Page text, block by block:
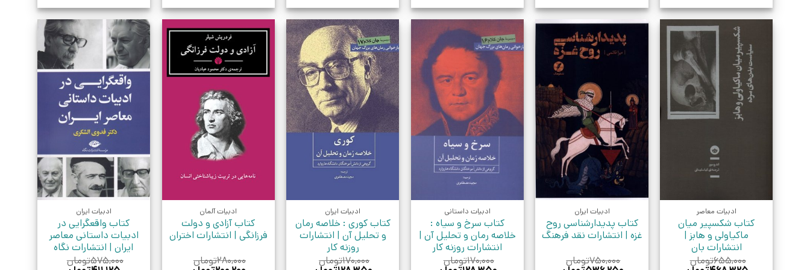
ادبیات معاصر
کتاب شکسپیر میان
ماکیاولی و هابز |
انتشارات بان
۶۵۵,۰۰۰تومان
ادبیات ایران
کتاب پدیدارشناسی روح
غزه | انتشارات نقد فرهنگ
۷۵۰,۰۰۰تومان
ادبیات داستانی
کتاب سرخ و سیاه :
خلاصه رمان و تحلیل آن |
انتشارات روزنه کار
۱۷۰,۰۰۰تومان
ادبیات ایران
کتاب کوری : خلاصه رمان
و تحلیل آن | انتشارات
روزنه کار
۱۷۰,۰۰۰تومان
ادبیات آلمان
کتاب آزادی و دولت
فرزانگی | انتشارات اختران
۲۸۰,۰۰۰تومان
ادبیات ایران
کتاب واقعگرایی در
ادبیات داستانی معاصر
ایران | انتشارات نگاه
۵۷۵,۰۰۰تومان